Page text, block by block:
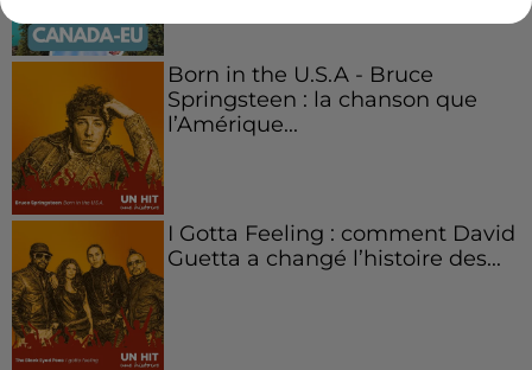
Born in the U.S.A - Bruce
Springsteen : la chanson que
l’Amérique...
I Gotta Feeling : comment David
Guetta a changé l’histoire des...